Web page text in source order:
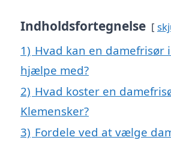
Indholdsfortegnelse
1) Hvad kan en damefrisør
hjælpe med?
2) Hvad koster en
Klemensker?
3) Fordele ved at vælge